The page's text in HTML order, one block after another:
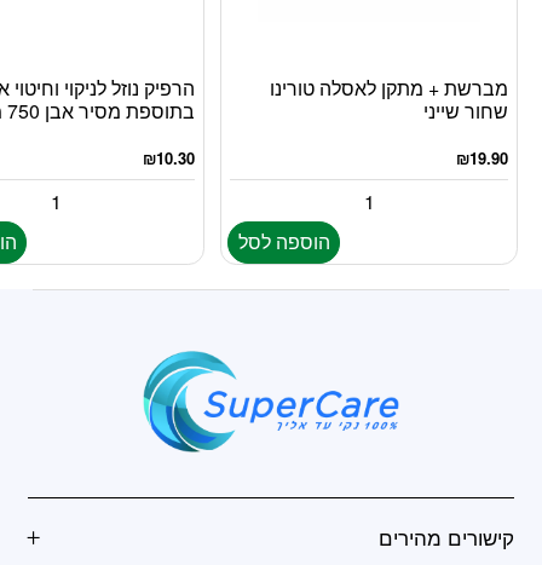
מברשת + מתקן לאסלה טורינו
שחור שייני
₪19.90
הוספה לסל
הרפיק נוזל לניקוי
בתוספת מסיר אבן 750 מ”ל
₪10.30
קישורים מהירים